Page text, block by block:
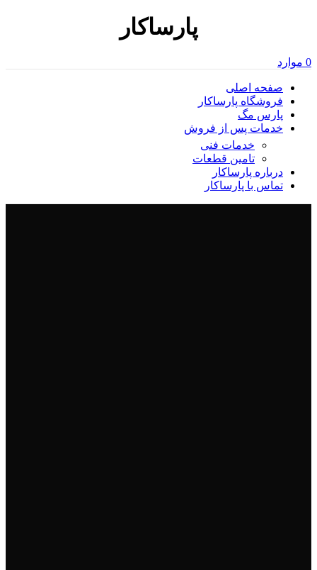
پارساکار
0 موارد
صفحه اصلی
فروشگاه پارساکار
پارس مگ
خدمات پس از فروش
خدمات فنی
تامین قطعات
درباره پارساکار
تماس با پارساکار